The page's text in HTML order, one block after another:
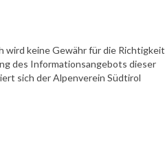
keine Gewähr für die Richtigkeit
des Informationsangebots dieser
sich der Alpenverein Südtirol